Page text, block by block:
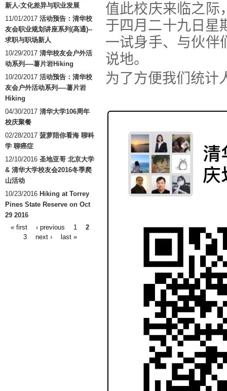
新人-文化差异与职业发展
11/01/2017 活动预告：清华校
友会职业规划讲座系列(高通)--
求职与职场新人
10/29/2017 清华校友会户外活
动系列-—薯片岩Hiking
10/20/2017 活动预告：清华校
友会户外活动系列-—薯片岩
Hiking
04/30/2017 清华大学106周年
校庆聚餐
02/28/2017 菠萝陪你看海 聊科
学 聊癌症
12/10/2016 圣地亚哥 北京大学
& 清华大学校友会2016冬季爬
山活动
10/23/2016 Hiking at Torrey
Pines State Reserve on Oct
29 2016
Pages
« first ‹ previous 1
2
3
next › last »
值此校庆来临之际
于四月二十九日星
一试身手、与伙伴
说地。
为了方便我们统计